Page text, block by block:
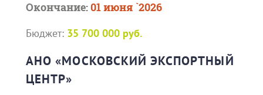
Окончание:01 июня `2026
Бюджет: 35 700 000 руб.
АНО «МОСКОВСКИЙ ЭКСПОРТНЫЙ
ЦЕНТР»